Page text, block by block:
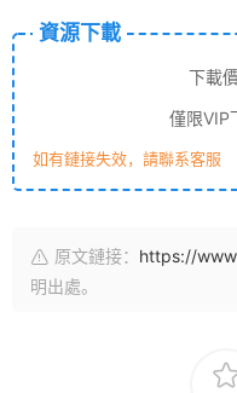
資源下載
下載
僅限VIP
如有鏈接失效，請聯系客服
原文鏈接： https://
明出處。